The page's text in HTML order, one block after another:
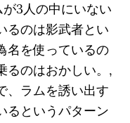
3人の中にいない
るのは影武者とい
名を使っているの
るのはおかしい。,
、ラムを誘い出す
るというパターン